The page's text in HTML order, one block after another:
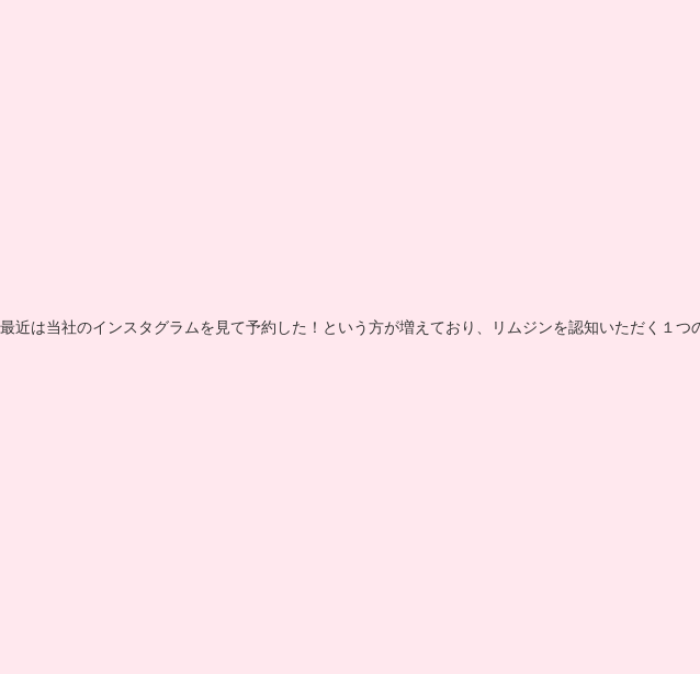
最近は当社のインスタグラムを見て予約した！という方が増えており、リムジンを認知いただく１